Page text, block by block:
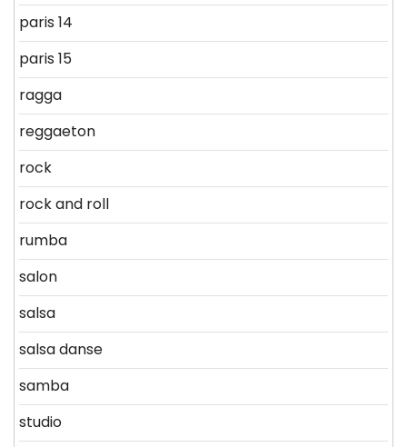
paris 14
paris 15
ragga
reggaeton
rock
rock and roll
rumba
salon
salsa
salsa danse
samba
studio